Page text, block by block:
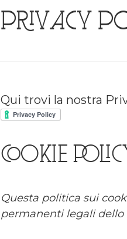
Privacy
Qui trovi la nostra
COOKIE
Questa politica sui
permanenti legali dello